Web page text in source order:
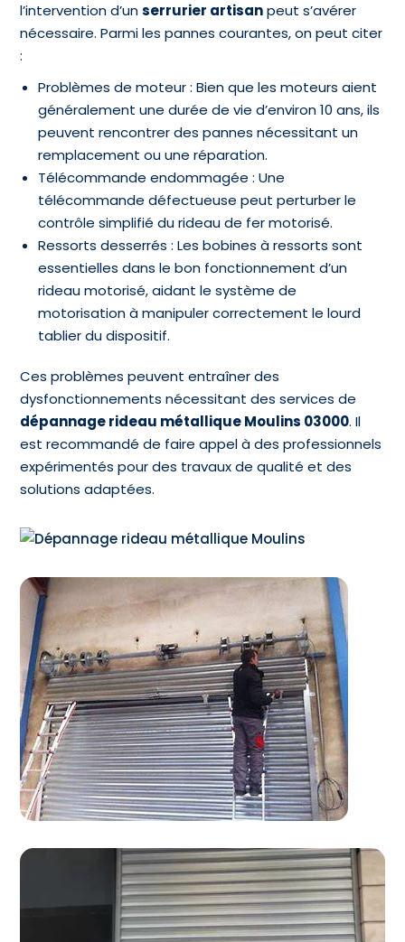
l’intervention d’unserrurier artisanpeut s’avérer
nécessaire. Parmi les pannes courantes, on peut citer
:
Problèmes de moteur : Bien que les moteurs aient
généralement une durée de vie d’environ 10 ans, ils
peuvent rencontrer des pannes nécessitant un
remplacement ou une réparation.
Télécommande endommagée : Une
télécommande défectueuse peut perturber le
contrôle simplifié du rideau de fer motorisé.
Ressorts desserrés : Les bobines à ressorts sont
essentielles dans le bon fonctionnement d’un
rideau motorisé, aidant le système de
motorisation à manipuler correctement le lourd
tablier du dispositif.
Ces problèmes peuvent entraîner des
dysfonctionnements nécessitant des services de
dépannage rideau métallique Moulins 03000. Il
est recommandé de faire appel à des professionnels
expérimentés pour des travaux de qualité et des
solutions adaptées.